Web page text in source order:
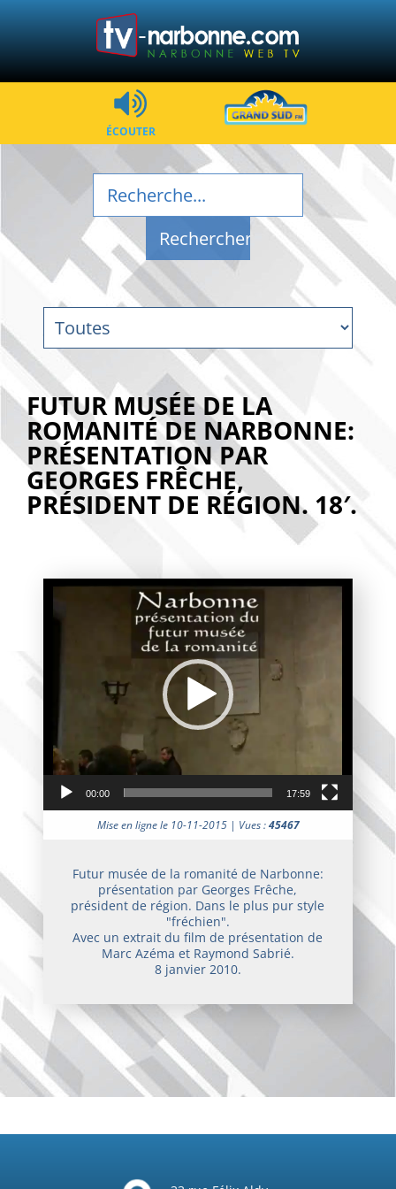
ÉCOUTER
FUTUR MUSÉE DE LA
ROMANITÉ DE NARBONNE:
PRÉSENTATION PAR
GEORGES FRÊCHE,
PRÉSIDENT DE RÉGION. 18′.
Lecteur
vidéo
00:00 17:59
Mise en ligne le 10-11-2015 | Vues :45467
Futur musée de la romanité de Narbonne:
présentation par Georges Frêche,
président de région. Dans le plus pur style
"fréchien".
Avec un extrait du film de présentation de
Marc Azéma et Raymond Sabrié.
8 janvier 2010.